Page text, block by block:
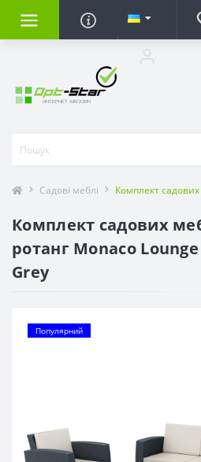
Садові меблі Комплект
Комплект садових
ротанг Monaco
Grey
Популярний